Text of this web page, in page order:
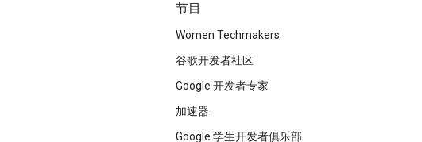
节目
Women Techmakers
谷歌开发者社区
Google 开发者专家
加速器
Google 学生开发者俱乐部